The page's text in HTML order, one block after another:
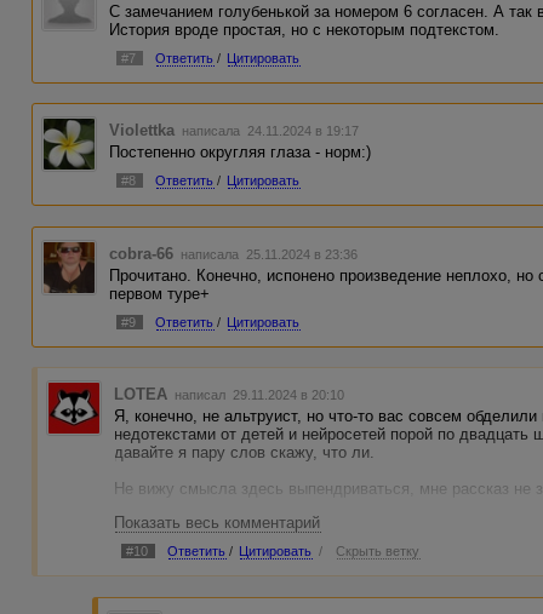
С замечанием голубенькой за номером 6 согласен. А
История вроде простая, но с некоторым подтекстом.
#7 Ответить / Цитировать
Violettka написала 24.11.2024 в 19:17
Постепенно округляя глаза - норм:)
#8 Ответить / Цитировать
cobra-66 написала 25.11.2024 в 23:36
Прочитано. Конечно, испонено произведение неплохо,
первом туре+
#9 Ответить / Цитировать
LOTEA написал 29.11.2024 в 20:10
Я, конечно, не альтруист, но что-то вас совсем
недотекстами от детей и нейросетей порой по двадцать
давайте я пару слов скажу, что ли.
Не вижу смысла здесь выпендриваться, мне рассказ
1) Он просто неинтересный. Сам сюжет имею в виду.
увлекательно читать такое? Не принимая в расчет
история о том, как девочка потерялась в лесу и быстро
2) Если в него и была заложена какая-то идея (об
Показать весь комментарий
#10 Ответить / Цитировать / Скрыть ветку